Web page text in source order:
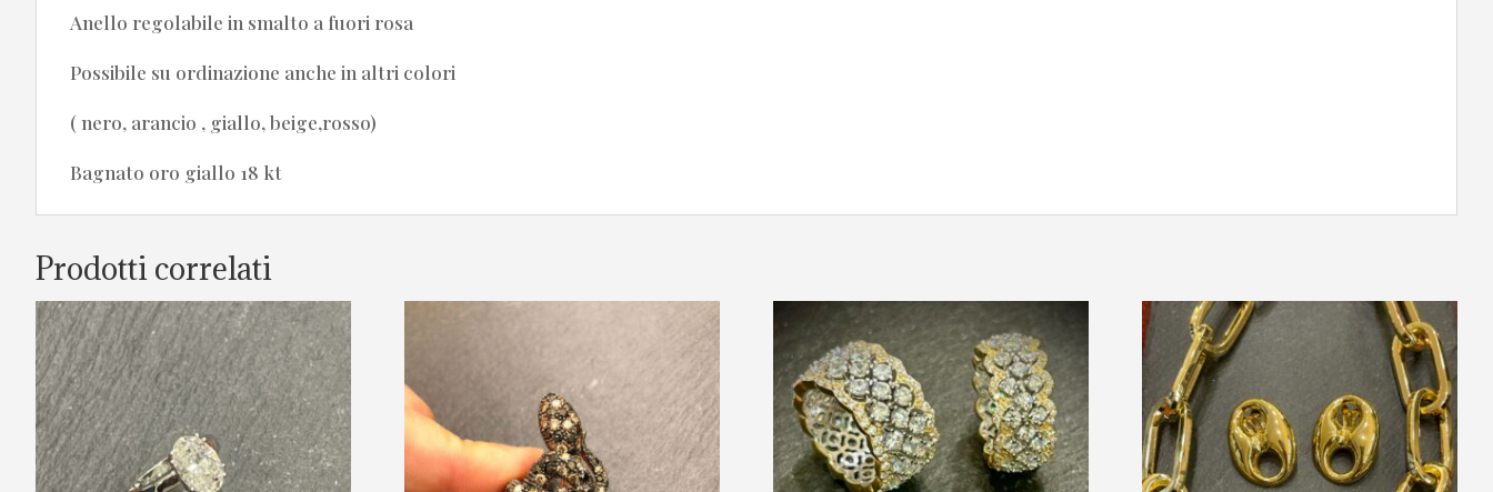
Anello regolabile in smalto a fuori rosa
Possibile su ordinazione anche in altri colori
( nero, arancio , giallo, beige,rosso)
Bagnato oro giallo 18 kt
Prodotti correlati